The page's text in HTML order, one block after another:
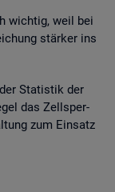
wich­tig, weil bei
stär­ker ins
Sta­tis­tik der
das Zell­sper­
zum Ein­satz